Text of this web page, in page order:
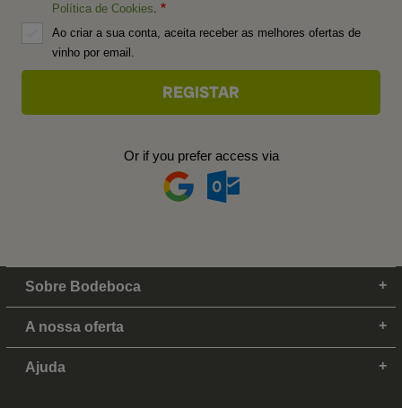
Política de Cookies
Ao criar a sua conta, aceita receber as melhores ofertas de
vinho por email.
Or if you prefer access via
Sobre Bodeboca
A nossa oferta
Ajuda